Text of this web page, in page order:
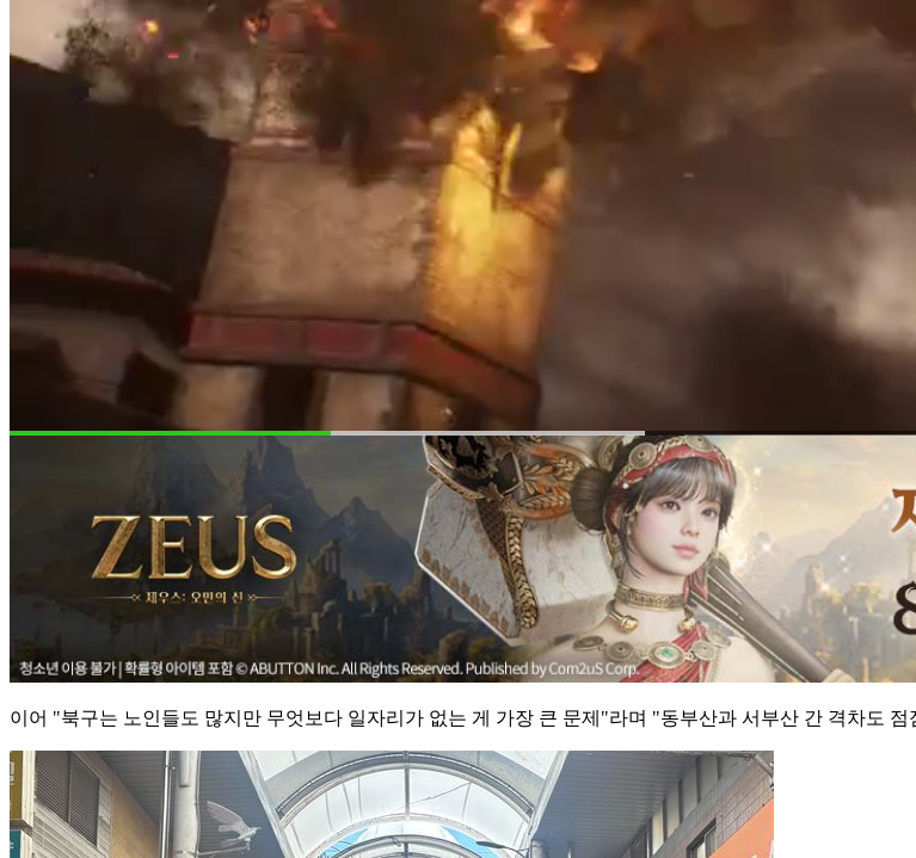
이어 "북구는 노인들도 많지만 무엇보다 일자리가 없는 게 가장 큰 문제"라며 "동부산과 서부산 간 격차도